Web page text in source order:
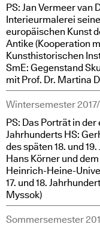
PS: Jan Vermeer van
Interieurmalerei
europäischen Kunst
Antike (Kooperation
Kunsthistorischen
SmE: Gegenstand
mit Prof. Dr. Martina
Wintersemester
PS: Das Porträt in
Jahrhunderts HS:
des späten 18. und
Hans Körner und
Heinrich-Heine-
17. und 18.
Myssok)
Sommersemester